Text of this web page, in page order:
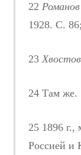
22
1928. С. 86;
23
24 Там же.
25 1896
Россией и